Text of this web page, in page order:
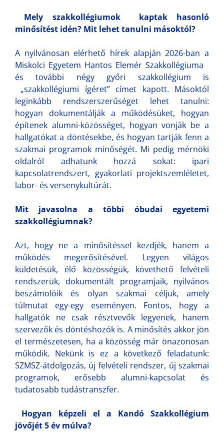
Mely szakkollégiumok kaptak hasonló
minősítést idén? Mit lehet tanulni másoktól?
A nyilvánosan elérhető hírek alapján 2026-ban a
Miskolci Egyetem Hantos Elemér Szakkollégiuma
és további négy győri szakkollégium is
„szakkollégiumi ígéret” címet kapott. Másoktól
leginkább rendszerszerűséget lehet tanulni:
hogyan dokumentálják a működésüket, hogyan
építenek alumni-közösséget, hogyan vonják be a
hallgatókat a döntésekbe, és hogyan tartják fenn a
szakmai programok minőségét. Mi pedig mérnöki
oldalról adhatunk hozzá sokat: ipari
kapcsolatrendszert, gyakorlati projektszemléletet,
labor- és versenykultúrát.
Mit javasolna a többi óbudai egyetemi
szakkollégiumnak?
Azt, hogy ne a minősítéssel kezdjék, hanem a
működés megerősítésével. Legyen világos
küldetésük, élő közösségük, követhető felvételi
rendszerük, dokumentált programjaik, nyilvános
beszámolóik és olyan szakmai céljuk, amely
túlmutat egy-egy eseményen. Fontos, hogy a
hallgatók ne csak résztvevők legyenek, hanem
szervezők és döntéshozók is. A minősítés akkor jön
el természetesen, ha a közösség már önazonosan
működik. Nekünk is ez a következő feladatunk:
SZMSZ-átdolgozás, új felvételi rendszer, új szakmai
programok, erősebb alumni-kapcsolat és
tudatosabb tudástranszfer.
Hogyan képzeli el a Kandó Szakkollégium
jövőjét 5 év múlva?